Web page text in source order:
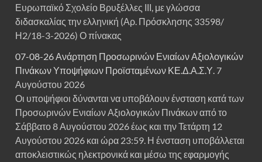
Ευρωπαϊκό Σχολείο Βρυξέλλες ΙΙΙ, με γλώσσα
διδασκαλίας την ελληνική (Αρ. Πρόσκλησης 33598/
Η2/18-3-2026) Ο πίνακας
07-08-26 Ανάρτηση Προσωρινών Ενιαίων Αξιολογικών
Πινάκων Υποψήφιων Προϊσταμένων ΚΕ.Δ.Α.Σ.Υ. 7
Αυγούστου 2026
Οι υποψήφιοι δύνανται να υποβάλουν ένσταση κατά των
Προσωρινών Ενιαίων Αξιολογικών Πινάκων από το
Σάββατο 8 Αυγούστου 2026 έως και την Τετάρτη 12
Αυγούστου 2026 και ώρα 23:59. Η ένσταση υποβάλλεται
αποκλειστικώς ηλεκτρονικά και μέσω της εφαρμογής